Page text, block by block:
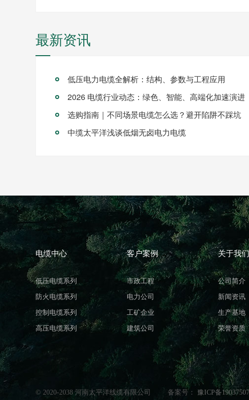
最新资讯
低压电力电缆全解析：结构、参数与工程应用
2026 电缆行业动态：绿色、智能、高端化加速演进
选购指南｜不同场景电缆怎么选？避开陷阱不踩坑
中缆太平洋浅谈低烟无卤电力电缆
电缆中心
低压电缆系列
防火电缆系列
控制电缆系列
高压电缆系列
客户案例
市政工程
电力公司
工矿企业
建筑公司
关于我们
公司简介
新闻资讯
生产基地
荣誉资质
© 2020-2038 河南太平洋线缆有限公司 备案号： 豫ICP备